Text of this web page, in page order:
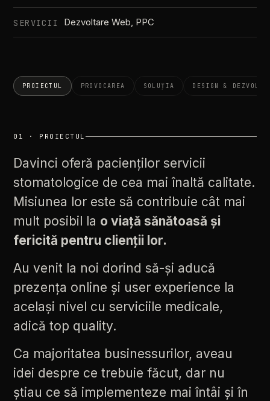
SERVICII Dezvoltare Web, PPC
PROIECTUL PROVOCAREA SOLUȚIA DESIGN &
01 · PROIECTUL
Davinci oferă pacienților servicii
stomatologice de cea mai înaltă calitate.
Misiunea lor este să contribuie cât mai
mult posibil la o viață sănătoasă și
fericită pentru clienții lor.
Au venit la noi dorind să-și aducă
prezența online și user experience la
același nivel cu serviciile medicale,
adică top quality.
Ca majoritatea businessurilor, aveau
idei despre ce trebuie făcut, dar nu
știau ce să implementeze mai întâi și în